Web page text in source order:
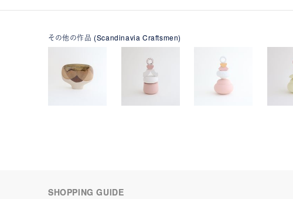
その他の作品 (Scandinavia Craftsmen)
SHOPPING GUIDE